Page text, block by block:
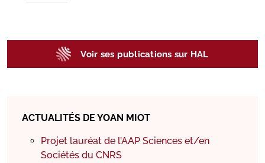
Voir ses publications sur HAL
ACTUALITÉS DE YOAN MIOT
Projet lauréat de l’AAP Sciences et/en
Sociétés du CNRS